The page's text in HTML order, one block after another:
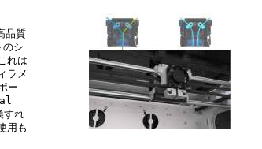
品質
のシ
れは
ラメ
ー
れ
用も